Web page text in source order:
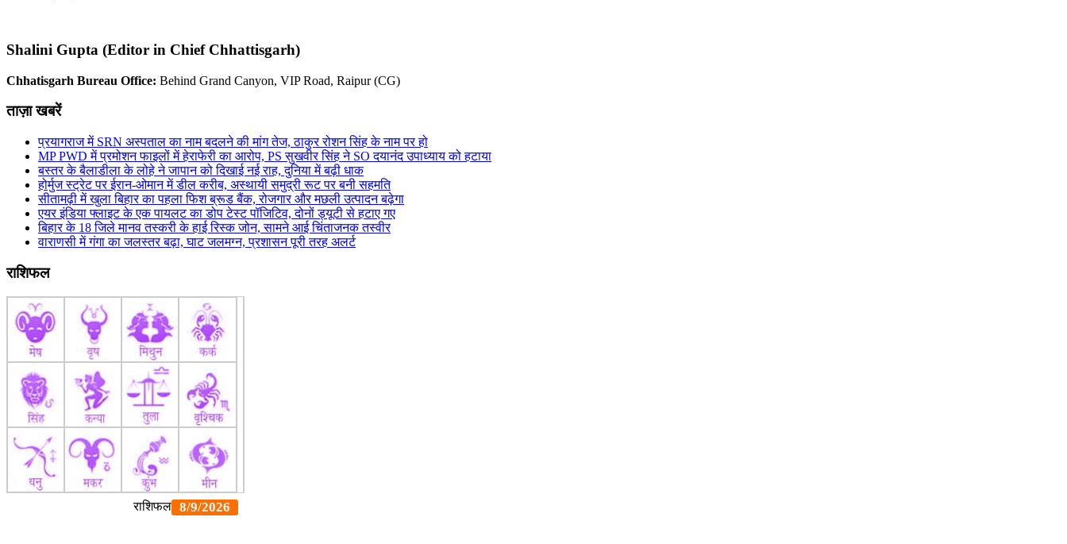
Shalini Gupta (Editor in Chief Chhattisgarh)
Chhatisgarh Bureau Office: Behind Grand Canyon, VIP Road, Raipur (CG)
ताज़ा खबरें
प्रयागराज में SRN अस्पताल का नाम बदलने की मांग तेज, ठाकुर रोशन सिंह के नाम पर हो
MP PWD में प्रमोशन फाइलों में हेराफेरी का आरोप, PS सुखवीर सिंह ने SO दयानंद उपाध्याय को हटाया
बस्तर के बैलाडीला के लोहे ने जापान को दिखाई नई राह, दुनिया में बढ़ी धाक
होर्मुज स्ट्रेट पर ईरान-ओमान में डील करीब, अस्थायी समुद्री रूट पर बनी सहमति
सीतामढ़ी में खुला बिहार का पहला फिश ब्रूड बैंक, रोजगार और मछली उत्पादन बढ़ेगा
एयर इंडिया फ्लाइट के एक पायलट का डोप टेस्ट पॉजिटिव, दोनों ड्यूटी से हटाए गए
बिहार के 18 जिले मानव तस्करी के हाई रिस्क जोन, सामने आई चिंताजनक तस्वीर
वाराणसी में गंगा का जलस्तर बढ़ा, घाट जलमग्न, प्रशासन पूरी तरह अलर्ट
राशिफल